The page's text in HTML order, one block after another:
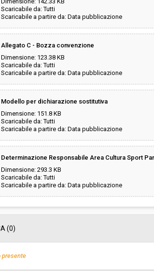
Scaricabile da: Tutti
Scaricabile a partire da: Data pubblicazione
Allegato C - Bozza convenzione
Dimensione: 123.38 KB
Scaricabile da: Tutti
Scaricabile a partire da: Data pubblicazione
Modello per dichiarazione sostitutiva
Dimensione: 151.8 KB
Scaricabile da: Tutti
Scaricabile a partire da: Data pubblicazione
Determinazione Responsabile Area Cultura Sport
Dimensione: 293.3 KB
Scaricabile da: Tutti
Scaricabile a partire da: Data pubblicazione
(0)
presente